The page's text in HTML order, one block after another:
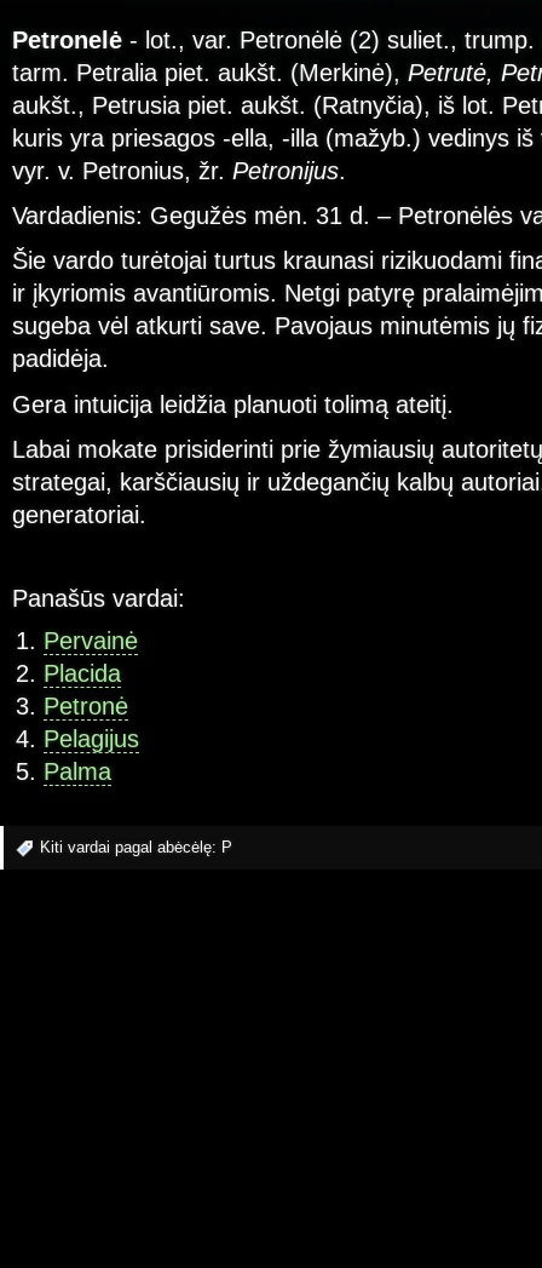
Petronelė - lot., var. Petronėlė (2) suliet., trump.
tarm. Petralia piet. aukšt. (Merkinė), Petrutė,
aukšt., Petrusia piet. aukšt. (Ratnyčia), iš lot.
kuris yra priesagos -ella, -illa (mažyb.) vedinys
vyr. v. Petronius, žr. Petronijus.
Vardadienis: Gegužės mėn. 31 d. – Petronėlės
Šie vardo turėtojai turtus kraunasi rizikuodami
ir įkyriomis avantiūromis. Netgi patyrę
sugeba vėl atkurti save. Pavojaus minutėmis jų
padidėja.
Gera intuicija leidžia planuoti tolimą ateitį.
Labai mokate prisiderinti prie žymiausių
strategai, karščiausių ir uždegančių kalbų
generatoriai.
Panašūs vardai:
Pervainė
Placida
Petronė
Pelagijus
Palma
Kiti vardai pagal abėcėlę: P